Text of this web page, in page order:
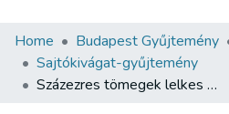
Communities & Collections
All of DSpace
Home Budapest Gyűjtemény
Sajtókivágat-gyűjtemény
Százezres tömegek lelkes ünneplése közben megindult a forgalom az új lánchídon